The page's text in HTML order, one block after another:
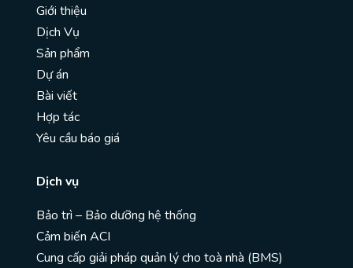
Giới thiệu
Dịch Vụ
Sản phẩm
Dự án
Bài viết
Hợp tác
Yêu cầu báo giá
Dịch vụ
Bảo trì – Bảo dưỡng hệ thống
Cảm biến ACI
Cung cấp giải pháp quản lý cho toà nhà (BMS)